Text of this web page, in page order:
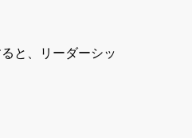
と、リーダーシッ